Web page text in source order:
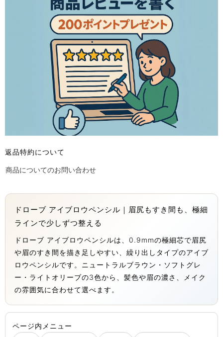
返品特約について
商品についてのお問い合わせ
ドローブ アイブロウペンシル｜眉尻もすき間も、極細
ラインで少しずつ整える
ドローブ アイブロウペンシルは、0.9mmの極細芯で眉尻
や眉のすき間を描き足しやすい、繰り出しタイプのアイブ
ロウペンシルです。ニュートラルブラウン・ソフトグレ
ー・ライトオリーブの3色から、髪色や眉の濃さ、メイク
の雰囲気に合わせて選べます。
ページ内メニュー